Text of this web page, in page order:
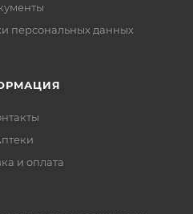
персональных данных
и оплата